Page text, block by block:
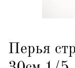
Перья